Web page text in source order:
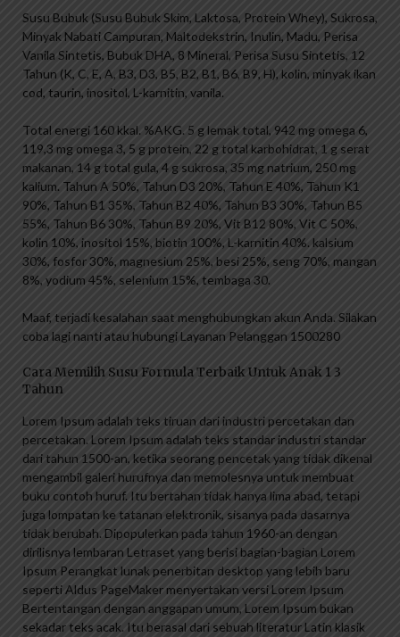
Susu Bubuk (Susu Bubuk Skim, Laktosa, Protein Whey), Sukrosa,
Minyak Nabati Campuran, Maltodekstrin, Inulin, Madu, Perisa
Vanila Sintetis, Bubuk DHA, 8 Mineral, Perisa Susu Sintetis, 12
Tahun (K, C, E, A, B3, D3, B5, B2, B1, B6, B9, H), kolin, minyak ikan
cod, taurin, inositol, L-karnitin, vanila.
Total energi 160 kkal. %AKG. 5 g lemak total, 942 mg omega 6,
119,3 mg omega 3, 5 g protein, 22 g total karbohidrat, 1 g serat
makanan, 14 g total gula, 4 g sukrosa, 35 mg natrium, 250 mg
kalium. Tahun A 50%, Tahun D3 20%, Tahun E 40%, Tahun K1
90%, Tahun B1 35%, Tahun B2 40%, Tahun B3 30%, Tahun B5
55%, Tahun B6 30%, Tahun B9 20%, Vit B12 80%, Vit C 50%,
kolin 10%, inositol 15%, biotin 100%, L-karnitin 40%. kalsium
30%, fosfor 30%, magnesium 25%, besi 25%, seng 70%, mangan
8%, yodium 45%, selenium 15%, tembaga 30.
Maaf, terjadi kesalahan saat menghubungkan akun Anda. Silakan
coba lagi nanti atau hubungi Layanan Pelanggan 1500280
Cara Memilih Susu Formula Terbaik Untuk Anak 1 3
Tahun
Lorem Ipsum adalah teks tiruan dari industri percetakan dan
percetakan. Lorem Ipsum adalah teks standar industri standar
dari tahun 1500-an, ketika seorang pencetak yang tidak dikenal
mengambil galeri hurufnya dan memolesnya untuk membuat
buku contoh huruf. Itu bertahan tidak hanya lima abad, tetapi
juga lompatan ke tatanan elektronik, sisanya pada dasarnya
tidak berubah. Dipopulerkan pada tahun 1960-an dengan
dirilisnya lembaran Letraset yang berisi bagian-bagian Lorem
Ipsum Perangkat lunak penerbitan desktop yang lebih baru
seperti Aldus PageMaker menyertakan versi Lorem Ipsum
Bertentangan dengan anggapan umum, Lorem Ipsum bukan
sekadar teks acak. Itu berasal dari sebuah literatur Latin klasik